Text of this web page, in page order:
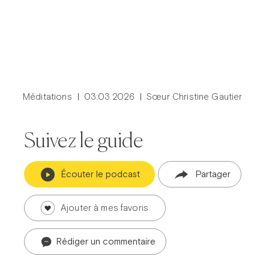
Méditations 03.03.2026 Sœur Christine Gautier
Suivez le guide
Écouter le podcast Partager
Ajouter à mes favoris
Rédiger un commentaire